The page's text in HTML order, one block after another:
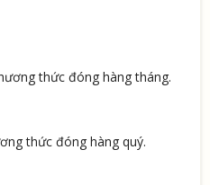
thức đóng hàng tháng.
thức đóng hàng quý.